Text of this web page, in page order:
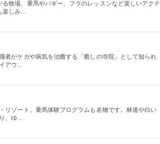
牧場。乗馬やバギー、フラのレッスンなど楽しいアクテ
楽しみ...
者がケガや病気を治癒する「癒しの寺院」として知られ
アウ...
リゾート。乗馬体験プログラムも名物です。林道や白い
、ゆ...